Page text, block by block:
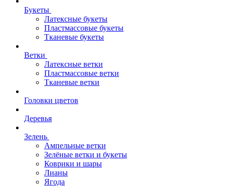
Букеты
Латексные букеты
Пластмассовые букеты
Тканевые букеты
Ветки
Латексные ветки
Пластмассовые ветки
Тканевые ветки
Головки цветов
Деревья
Зелень
Ампельные ветки
Зелёные ветки и букеты
Коврики и шары
Лианы
Ягода